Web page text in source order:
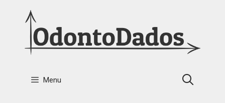
Menu